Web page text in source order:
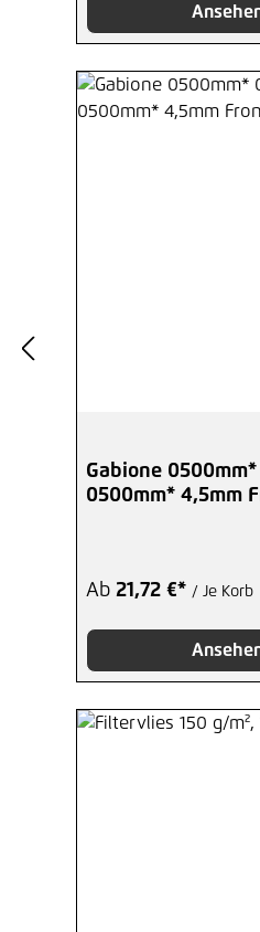
Gabione
0500mm* 4,5mm
Ab 21,72 €* / Je Korb